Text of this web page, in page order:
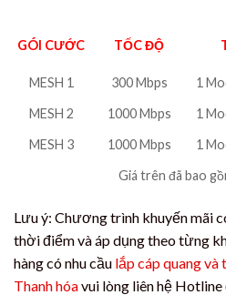
GÓI CƯỚC TỐC ĐỘ
MESH 1 300 Mbps 1
MESH 2
1000 Mbps 1
MESH 3
1000 Mbps 1
Giá trên đã bao
Lưu ý: Chương trình khuyến mãi
thời điểm và áp dụng theo từng
hàng có nhu cầu lắp cáp quang
Thanh hóavui lòng liên hệ